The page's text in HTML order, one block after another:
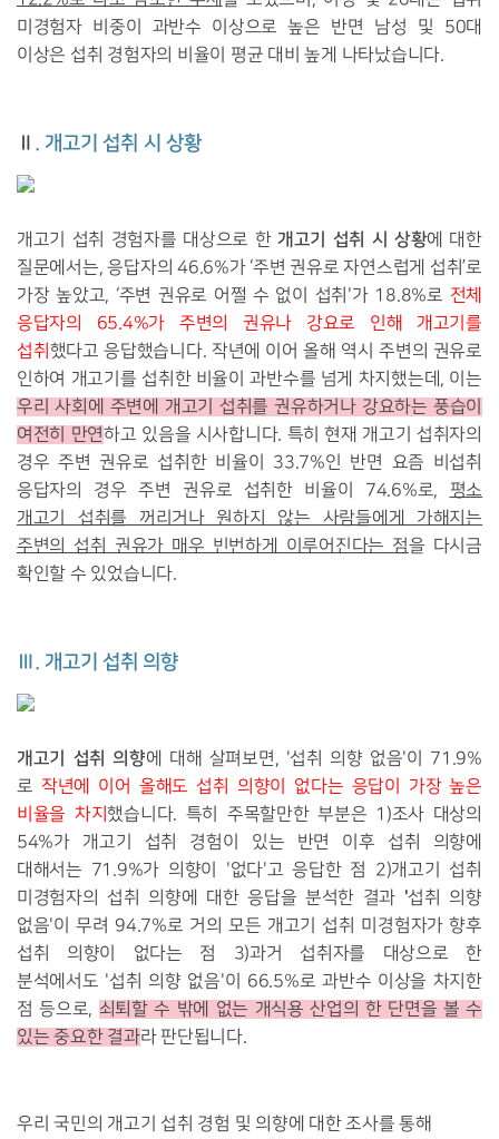
미경험자 비중이 과반수 이상으로 높은 반면 남성 및 50대
이상은 섭취 경험자의 비율이 평균 대비 높게 나타났습니다.
Ⅱ. 개고기 섭취 시 상황
개고기 섭취 경험자를 대상으로 한 개고기 섭취 시 상황에 대한
질문에서는, 응답자의 46.6%가 ‘주변 권유로 자연스럽게 섭취’로
가장 높았고, ‘주변 권유로 어쩔 수 없이 섭취'가 18.8%로 전체
응답자의 65.4%가 주변의 권유나 강요로 인해 개고기를
섭취 했다고 응답했습니다. 작년에 이어 올해 역시 주변의 권유로
인하여 개고기를 섭취한 비율이 과반수를 넘게 차지했는데, 이는
우리 사회에 주변에 개고기 섭취를 권유하거나 강요하는 풍습이
여전히 만연하고 있음을 시사합니다. 특히 현재 개고기 섭취자의
경우 주변 권유로 섭취한 비율이 33.7%인 반면 요즘 비섭취
응답자의 경우 주변 권유로 섭취한 비율이 74.6%로, 평소
개고기 섭취를 꺼리거나 원하지 않는 사람들에게 가해지는
주변의 섭취 권유가 매우 빈번하게 이루어진다는 점을 다시금
확인할 수 있었습니다.
Ⅲ. 개고기 섭취 의향
개고기 섭취 의향에 대해 살펴보면, '섭취 의향 없음'이 71.9%
로 작년에 이어 올해도 섭취 의향이 없다는 응답이 가장 높은
비율을 차지했습니다. 특히 주목할만한 부분은 1)조사 대상의
54%가 개고기 섭취 경험이 있는 반면 이후 섭취 의향에
대해서는 71.9%가 의향이 '없다'고 응답한 점
2)개고기 섭취
미경험자의 섭취 의향에 대한 응답을 분석한 결과 '섭취 의향
없음'이 무려 94.7%로 거의 모든 개고기 섭취 미경험자가 향후
섭취 의향이 없다는 점 3)과거 섭취자를 대상으로 한
분석에서도 '섭취 의향 없음'이 66.5%로 과반수 이상을 차지한
점 등으로, 쇠퇴할 수 밖에 없는 개식용 산업의 한 단면을 볼 수
있는 중요한 결과라 판단됩니다.
우리 국민의 개고기 섭취 경험 및 의향에 대한 조사를 통해